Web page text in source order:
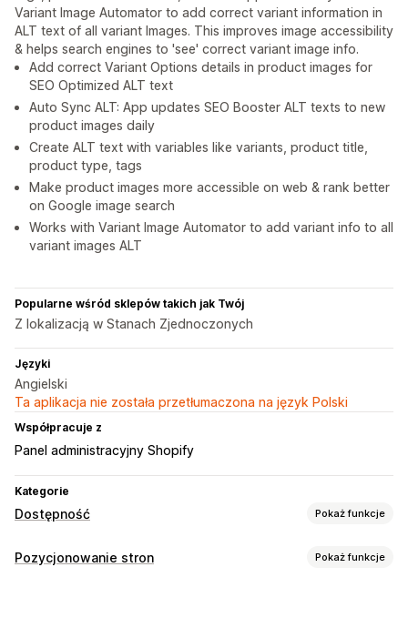
Variant Image Automator to add correct variant information in
ALT text of all variant Images. This improves image accessibility
& helps search engines to 'see' correct variant image info.
Add correct Variant Options details in product images for
SEO Optimized ALT text
Auto Sync ALT: App updates SEO Booster ALT texts to new
product images daily
Create ALT text with variables like variants, product title,
product type, tags
Make product images more accessible on web & rank better
on Google image search
Works with Variant Image Automator to add variant info to all
variant images ALT
Popularne wśród sklepów takich jak Twój
Z lokalizacją w Stanach Zjednoczonych
Języki
Angielski
Ta aplikacja nie została przetłumaczona na język Polski
Współpracuje z
Panel administracyjny Shopify
Kategorie
Dostępność Pokaż funkcje
Typy zgodności
Pozycjonowanie stron Pokaż funkcje